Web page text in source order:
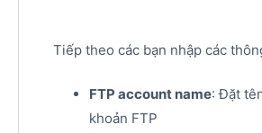
Tiếp theo các bạn nhập các
FTP account name: Đặt
khoản FTP